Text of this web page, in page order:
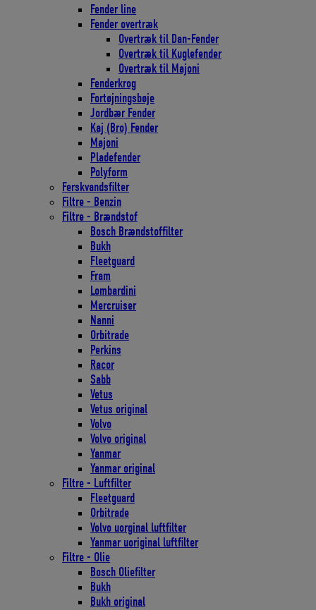
Fender line
Fender overtræk
Overtræk til Dan-Fender
Overtræk til Kuglefender
Overtræk til Majoni
Fenderkrog
Fortøjningsbøje
Jordbær Fender
Kaj (Bro) Fender
Majoni
Pladefender
Polyform
Ferskvandsfilter
Filtre - Benzin
Filtre - Brændstof
Bosch Brændstoffilter
Bukh
Fleetguard
Fram
Lombardini
Mercruiser
Nanni
Orbitrade
Perkins
Racor
Sabb
Vetus
Vetus original
Volvo
Volvo original
Yanmar
Yanmar original
Filtre - Luftfilter
Fleetguard
Orbitrade
Volvo uorginal luftfilter
Yanmar uoriginal luftfilter
Filtre - Olie
Bosch Oliefilter
Bukh
Bukh original